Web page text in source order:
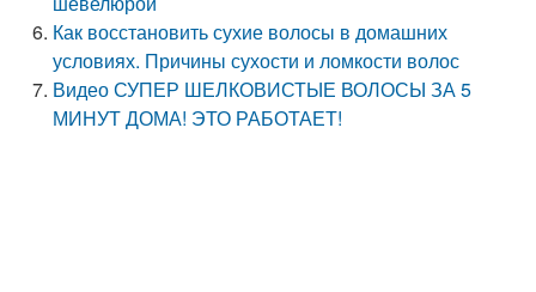
Как восстановить сухие волосы в домашних
условиях. Причины сухости и ломкости волос
Видео СУПЕР ШЕЛКОВИСТЫЕ ВОЛОСЫ ЗА 5
МИНУТ ДОМА! ЭТО РАБОТАЕТ!